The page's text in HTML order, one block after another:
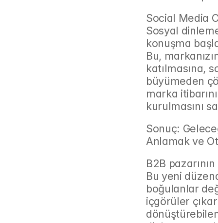
Social Media
Sosyal
konuşma
Bu,
katılmasına,
büyümeden
marka
kurulmasını
Sonuç:
Anlamak ve
B2B
Bu yeni
boğulanlar
içgörüler